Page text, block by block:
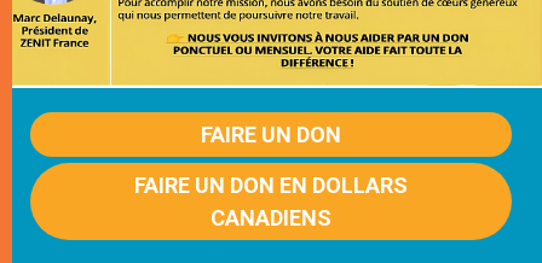
FAIRE UN DON
FAIRE UN DON EN DOLLARS
CANADIENS